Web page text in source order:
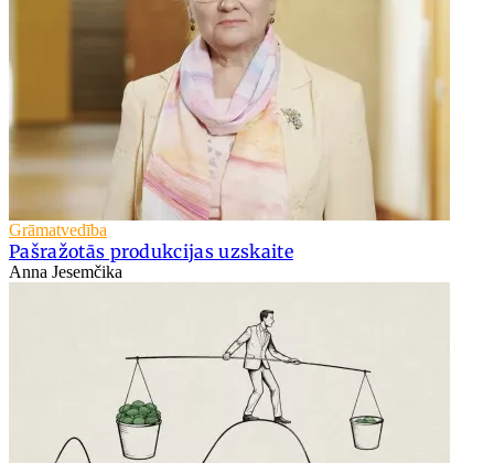
Grāmatvedība
Pašražotās produkcijas uzskaite
Anna Jesemčika